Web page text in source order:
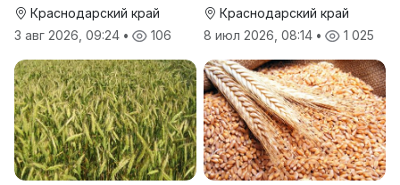
Краснодарский край
3 авг 2026, 09:24 • 106
Краснодарский край
8 июл 2026, 08:14 • 1 025